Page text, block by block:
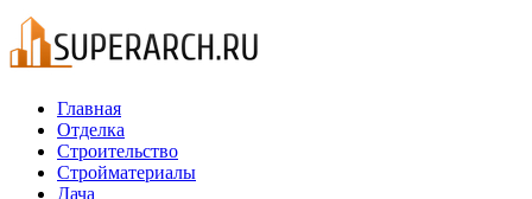
Главная
Отделка
Строительство
Стройматериалы
Дача